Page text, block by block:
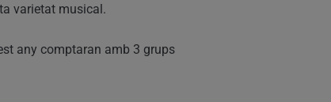
varietat musical.
any comptaran amb 3 grups